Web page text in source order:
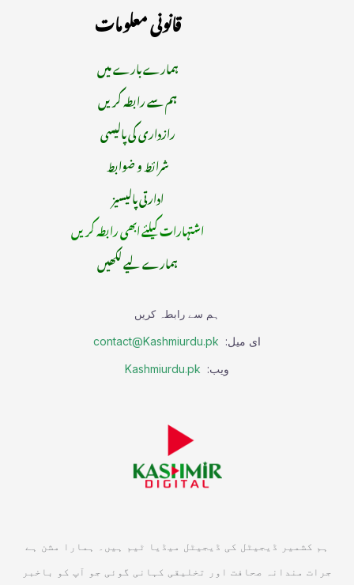
قانونی معلومات
ہمارے بارے میں
ہم سے رابطہ کریں
رازداری کی پالیسی
شرائط و ضوابط
ادارتی پالیسیز
اشتہارات کیلئے ابھی رابطہ کریں
ہمارے لیے لکھیں
ہم سے رابطہ کریں
ای میل: contact@Kashmiurdu.pk
ویب: Kashmiurdu.pk
ہم کشمیر ڈیجیٹل کی ڈیجیٹل میڈیا ٹیم ہیں۔ ہمارا مشن ہے
جرات مندانہ صحافت اور تخلیقی کہانی گوئی جو آپ کو باخبر